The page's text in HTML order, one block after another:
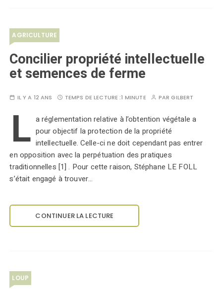
AGRICULTURE
Concilier propriété intellectuelle
et semences de ferme
IL Y A 12 ANS TEMPS DE LECTURE :1 MINUTE PARGILBERT
L a réglementation relative à l’obtention végétale a
pour objectif la protection de la propriété
intellectuelle. Celle-ci ne doit cependant pas entrer
en opposition avec la perpétuation des pratiques
traditionnelles [1] . Pour cette raison, Stéphane LE FOLL
s’était engagé à trouver…
CONTINUER LA LECTURE
LOUP